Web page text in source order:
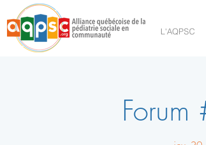
L'AQPSC